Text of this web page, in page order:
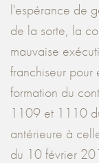
l'espérance de
de la sorte, la
mauvaise
franchiseur
formation du
1109 et 1110
antérieure à
du 10 février